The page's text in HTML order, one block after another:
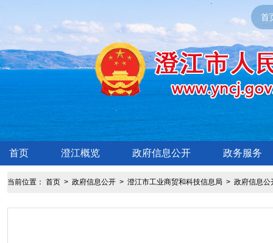
首
首页 澄江概览 政府信息公开 政务服务
当前位置： 首页> 政府信息公开> 澄江市工业商贸和科技信息局 > 政府信息公